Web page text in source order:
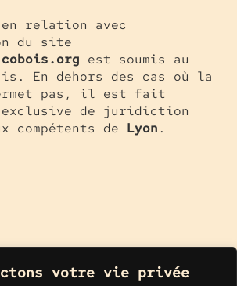
votre vie privée
relation avec
du site
est soumis au
En dehors des cas où la
pas, il est fait
de juridiction
compétents de Lyon.